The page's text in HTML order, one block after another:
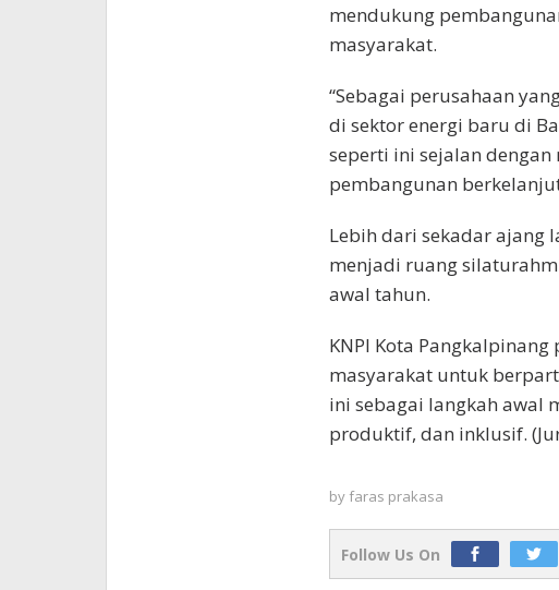
mendukung
masyarakat.
“Sebagai perusahaan
di sektor energi baru di
seperti ini sejalan
pembangunan
Lebih dari sekadar ajang
menjadi ruang
awal tahun.
KNPI Kota
masyarakat untuk
ini sebagai langkah awal
produktif, dan inklusif.
by faras prakasa
Follow Us On